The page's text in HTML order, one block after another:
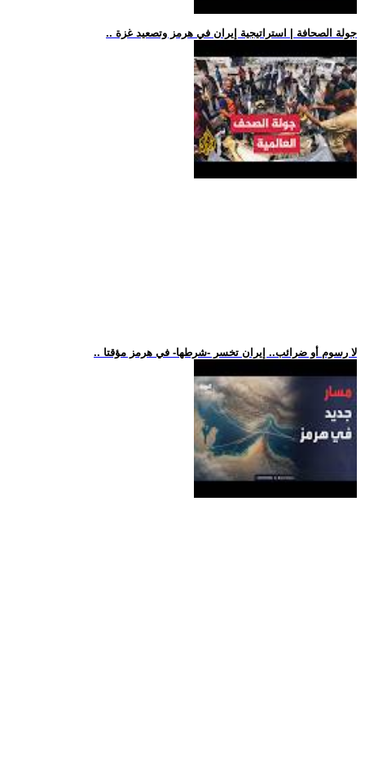
.. جولة الصحافة | استراتيجية إيران في هرمز وتصعيد غزة
.. لا رسوم أو ضرائب.. إيران تخسر -شرطها- في هرمز مؤقتا